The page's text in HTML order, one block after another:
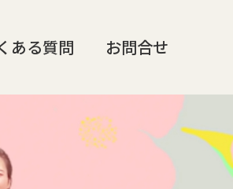
ある質問 お問合せ